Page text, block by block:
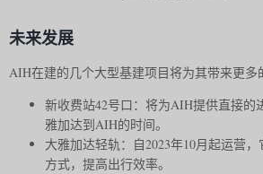
未来发展
AIH在建的几个大型基建项目将为其带来更多
新收费站42号口：将为AIH提供直接的
雅加达到AIH的时间。
大雅加达轻轨：自2023年10月起运营
方式，提高出行效率。